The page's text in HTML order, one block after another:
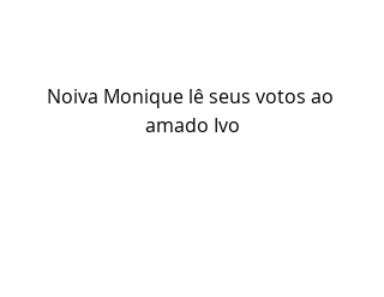
Noiva Monique lê seus votos ao
amado Ivo